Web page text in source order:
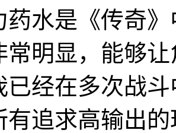
药水是《传奇
常明显，能够
已经在多次战
有追求高输出